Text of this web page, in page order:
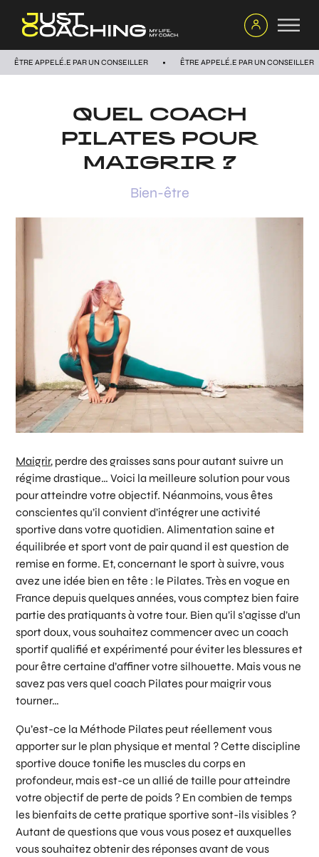
ÊTRE APPELÉ.E PAR UN CONSEILLER ÊTRE APPELÉ.E PAR UN CONSEILLER
QUEL COACH
PILATES POUR
MAIGRIR ?
Bien-être
Maigrir, perdre des graisses sans pour autant suivre un
régime drastique… Voici la meilleure solution pour vous
pour atteindre votre objectif. Néanmoins, vous êtes
conscientes qu’il convient d’intégrer une activité
sportive dans votre quotidien. Alimentation saine et
équilibrée et sport vont de pair quand il est question de
remise en forme. Et, concernant le sport à suivre, vous
avez une idée bien en tête : le Pilates. Très en vogue en
France depuis quelques années, vous comptez bien faire
partie des pratiquants à votre tour. Bien qu’il s’agisse d’un
sport doux, vous souhaitez commencer avec un coach
sportif qualifié et expérimenté pour éviter les blessures et
pour être certaine d’affiner votre silhouette. Mais vous ne
savez pas vers quel coach Pilates pour maigrir vous
tourner…
Qu’est-ce la Méthode Pilates peut réellement vous
apporter sur le plan physique et mental ? Cette discipline
sportive douce tonifie les muscles du corps en
profondeur, mais est-ce un allié de taille pour atteindre
votre objectif de perte de poids ? En combien de temps
les bienfaits de cette pratique sportive sont-ils visibles ?
Autant de questions que vous vous posez et auxquelles
vous souhaitez obtenir des réponses avant de vous